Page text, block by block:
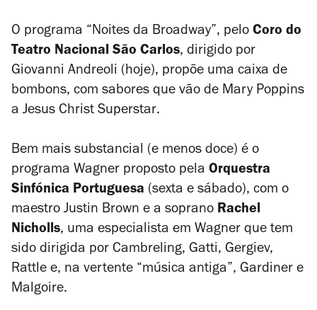
O programa “Noites da Broadway”, pelo Coro do
Teatro Nacional São Carlos, dirigido por
Giovanni Andreoli (hoje), propõe uma caixa de
bombons, com sabores que vão de Mary Poppins
a Jesus Christ Superstar.
Bem mais substancial (e menos doce) é o
programa Wagner proposto pela Orquestra
Sinfónica Portuguesa (sexta e sábado), com o
maestro Justin Brown e a soprano Rachel
Nicholls, uma especialista em Wagner que tem
sido dirigida por Cambreling, Gatti, Gergiev,
Rattle e, na vertente “música antiga”, Gardiner e
Malgoire.